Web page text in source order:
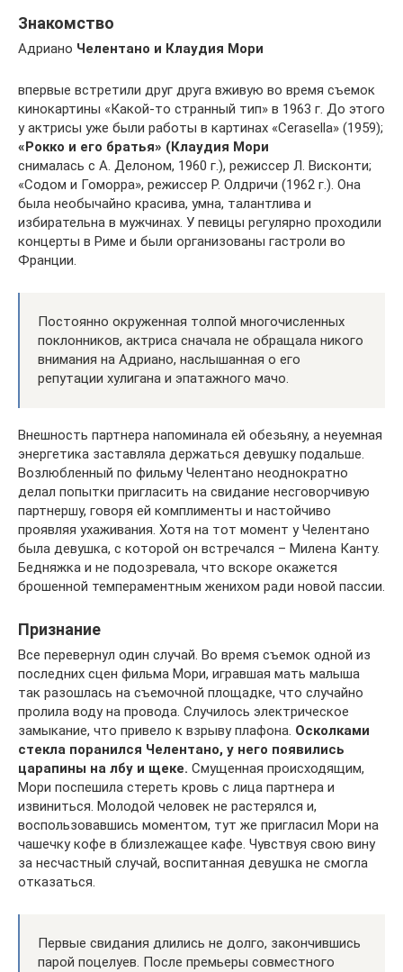
Знакомство
Адриано Челентано и Клаудия Мори
впервые встретили друг друга вживую во время съемок
кинокартины «Какой-то странный тип» в 1963 г. До этого
у актрисы уже были работы в картинах «Cerasella» (1959);
«Рокко и его братья» (Клаудия Мори
снималась с А. Делоном, 1960 г.), режиссер Л. Висконти;
«Содом и Гоморра», режиссер Р. Олдричи (1962 г.). Она
была необычайно красива, умна, талантлива и
избирательна в мужчинах. У певицы регулярно проходили
концерты в Риме и были организованы гастроли во
Франции.
Постоянно окруженная толпой многочисленных
поклонников, актриса сначала не обращала никого
внимания на Адриано, наслышанная о его
репутации хулигана и эпатажного мачо.
Внешность партнера напоминала ей обезьяну, а неуемная
энергетика заставляла держаться девушку подальше.
Возлюбленный по фильму Челентано неоднократно
делал попытки пригласить на свидание несговорчивую
партнершу, говоря ей комплименты и настойчиво
проявляя ухаживания. Хотя на тот момент у Челентано
была девушка, с которой он встречался – Милена Канту.
Бедняжка и не подозревала, что вскоре окажется
брошенной темпераментным женихом ради новой пассии.
Признание
Все перевернул один случай. Во время съемок одной из
последних сцен фильма Мори, игравшая мать малыша
так разошлась на съемочной площадке, что случайно
пролила воду на провода. Случилось электрическое
замыкание, что привело к взрыву плафона. Осколками
стекла поранился Челентано, у него появились
царапины на лбу и щеке. Смущенная происходящим,
Мори поспешила стереть кровь с лица партнера и
извиниться. Молодой человек не растерялся и,
воспользовавшись моментом, тут же пригласил Мори на
чашечку кофе в близлежащее кафе. Чувствуя свою вину
за несчастный случай, воспитанная девушка не смогла
отказаться.
Первые свидания длились не долго, закончившись
парой поцелуев. После премьеры совместного